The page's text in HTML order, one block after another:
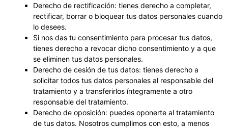
Derecho de rectificación: tienes derecho a completar,
rectificar, borrar o bloquear tus datos personales cuando
lo desees.
Si nos das tu consentimiento para procesar tus datos,
tienes derecho a revocar dicho consentimiento y a que
se eliminen tus datos personales.
Derecho de cesión de tus datos: tienes derecho a
solicitar todos tus datos personales al responsable del
tratamiento y a transferirlos íntegramente a otro
responsable del tratamiento.
Derecho de oposición: puedes oponerte al tratamiento
de tus datos. Nosotros cumplimos con esto, a menos